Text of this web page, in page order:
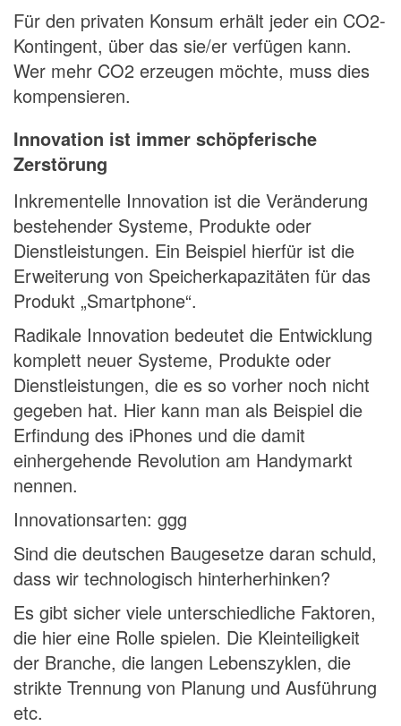
Für den privaten Konsum erhält jeder ein CO2-
Kontingent, über das sie/er verfügen kann.
Wer mehr CO2 erzeugen möchte, muss dies
kompensieren.
Innovation ist immer schöpferische
Zerstörung
Inkrementelle Innovation ist die Veränderung
bestehender Systeme, Produkte oder
Dienstleistungen. Ein Beispiel hierfür ist die
Erweiterung von Speicherkapazitäten für das
Produkt „Smartphone“.
Radikale Innovation bedeutet die Entwicklung
komplett neuer Systeme, Produkte oder
Dienstleistungen, die es so vorher noch nicht
gegeben hat. Hier kann man als Beispiel die
Erfindung des iPhones und die damit
einhergehende Revolution am Handymarkt
nennen.
Innovationsarten: ggg
Sind die deutschen Baugesetze daran schuld,
dass wir technologisch hinterherhinken?
Es gibt sicher viele unterschiedliche Faktoren,
die hier eine Rolle spielen. Die Kleinteiligkeit
der Branche, die langen Lebenszyklen, die
strikte Trennung von Planung und Ausführung
etc.